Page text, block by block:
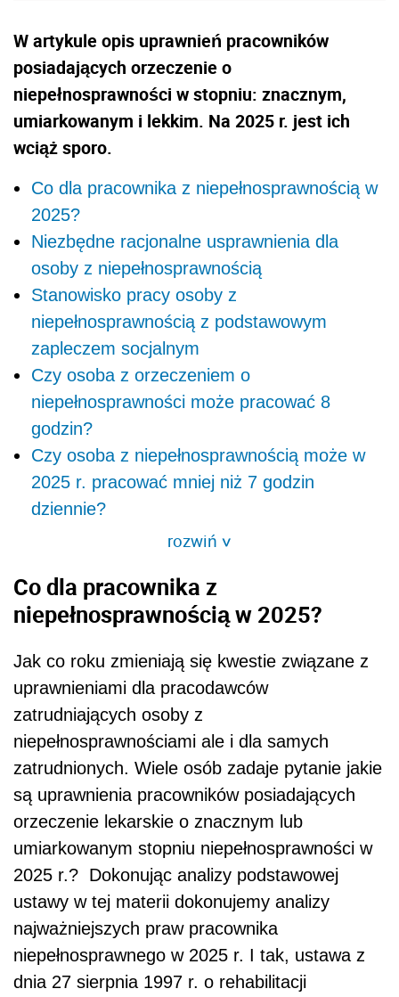
W artykule opis uprawnień pracowników
posiadających orzeczenie o
niepełnosprawności w stopniu: znacznym,
umiarkowanym i lekkim. Na 2025 r. jest ich
wciąż sporo.
Co dla pracownika z niepełnosprawnością w
2025?
Niezbędne racjonalne usprawnienia dla
osoby z niepełnosprawnością
Stanowisko pracy osoby z
niepełnosprawnością z podstawowym
zapleczem socjalnym
Czy osoba z orzeczeniem o
niepełnosprawności może pracować 8
godzin?
Czy osoba z niepełnosprawnością może w
2025 r. pracować mniej niż 7 godzin
dziennie?
rozwiń>
Co dla pracownika z
niepełnosprawnością w 2025?
Jak co roku zmieniają się kwestie związane z
uprawnieniami dla pracodawców
zatrudniających osoby z
niepełnosprawnościami ale i dla samych
zatrudnionych. Wiele osób zadaje pytanie jakie
są uprawnienia pracowników posiadających
orzeczenie lekarskie o znacznym lub
umiarkowanym stopniu niepełnosprawności w
2025 r.? Dokonując analizy podstawowej
ustawy w tej materii dokonujemy analizy
najważniejszych praw pracownika
niepełnosprawnego w 2025 r. I tak, ustawa z
dnia 27 sierpnia 1997 r. o rehabilitacji